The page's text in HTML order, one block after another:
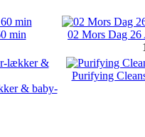
min
02 Mors Dag
& baby-
Purifying